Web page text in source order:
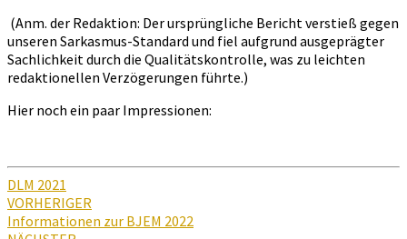
(Anm. der Redaktion: Der ursprüngliche Bericht verstieß gegen
unseren Sarkasmus-Standard und fiel aufgrund ausgeprägter
Sachlichkeit durch die Qualitätskontrolle, was zu leichten
redaktionellen Verzögerungen führte.)
Hier noch ein paar Impressionen:
DLM 2021
Beitragsnavigation
VORHERIGER
Informationen zur BJEM 2022